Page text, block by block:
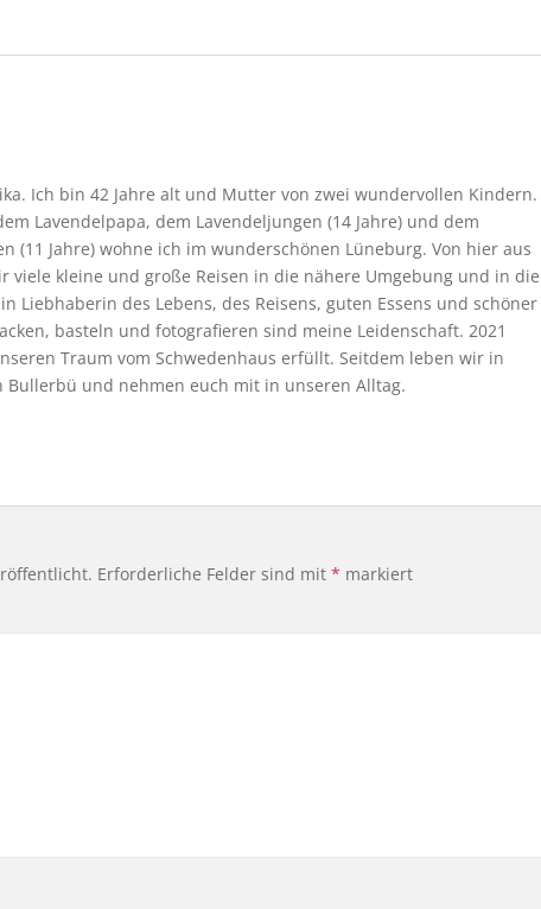
Ich bin 42 Jahre alt und Mutter von zwei wundervollen Kindern.
Lavendelpapa, dem Lavendeljungen (14 Jahre) und dem
(11 Jahre) wohne ich im wunderschönen Lüneburg. Von hier aus
viele kleine und große Reisen in die nähere Umgebung und in die
Liebhaberin des Lebens, des Reisens, guten Essens und schöner
basteln und fotografieren sind meine Leidenschaft. 2021
Traum vom Schwedenhaus erfüllt. Seitdem leben wir in
Bullerbü und nehmen euch mit in unseren Alltag.
Erforderliche Felder sind mit * markiert